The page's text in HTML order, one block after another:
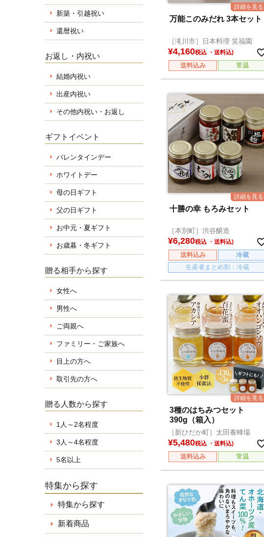
新築・引越祝い
還暦祝い
お返し・内祝い
結婚内祝い
出産内祝い
その他内祝い・お返し
ギフトイベント
バレンタインデー
ホワイトデー
母の日ギフト
父の日ギフト
お中元・夏ギフト
お歳暮・冬ギフト
贈る相手から探す
女性へ
男性へ
ご両親へ
ファミリー・ご家族へ
目上の方へ
取引先の方へ
贈る人数から探す
1人～2名程度
3人～4名程度
5名以上
特集から探す
特集から探す
新着商品
万能このみだれ 3本セット
［滝川市］日本料理 笑福園
¥4,160税込
送料込み 常温
十勝の幸 もろみセット
［本別町］渋谷醸造
¥6,280税込
送料込み
冷蔵
生産者まとめ割：冷蔵
3種のはちみつセット
390g（箱入）
［新ひだか町］太田養蜂場
¥5,480税込
送料込み 常温